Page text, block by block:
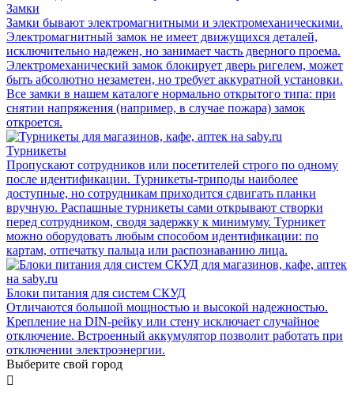
Замки
Замки бывают электромагнитными и электромеханическими.
Электромагнитный замок не имеет движущихся деталей,
исключительно надежен, но занимает часть дверного проема.
Электромеханический замок блокирует дверь ригелем, может
быть абсолютно незаметен, но требует аккуратной установки.
Все замки в нашем каталоге нормально открытого типа: при
снятии напряжения (например, в случае пожара) замок
откроется.
Турникеты
Пропускают сотрудников или посетителей строго по одному
после идентификации. Турникеты-триподы наиболее
доступные, но сотрудникам приходится сдвигать планки
вручную. Распашные турникеты сами открывают створки
перед сотрудником, сводя задержку к минимуму. Турникет
можно оборудовать любым способом идентификации: по
картам, отпечатку пальца или распознаванию лица.
Блоки питания для систем СКУД
Отличаются большой мощностью и высокой надежностью.
Крепление на DIN-рейку или стену исключает случайное
отключение. Встроенный аккумулятор позволит работать при
отключении электроэнергии.
Выберите свой город
